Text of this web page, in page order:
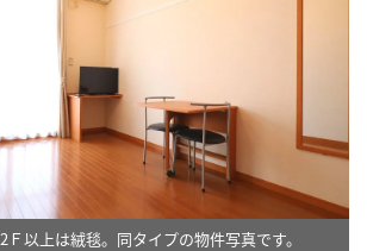
以上は絨毯。同タイプの物件写真です。